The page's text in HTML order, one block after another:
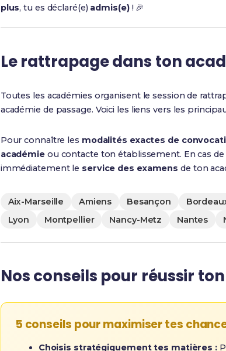
plus, tu es déclaré(e) admis(e)! 🎉
Le rattrapage dans ton
Toutes les académies organisent le session de
académie de passage. Voici les liens vers les
Pour connaître les modalités exactes de
académieou contacte ton établissement. En cas
immédiatement le service des examens de ton
Aix-Marseille Amiens Besançon
Lyon
Montpellier Nancy-Metz Nantes
Nos conseils pour réussir
5 conseils pour maximiser tes
Choisis stratégiquement tes matières :